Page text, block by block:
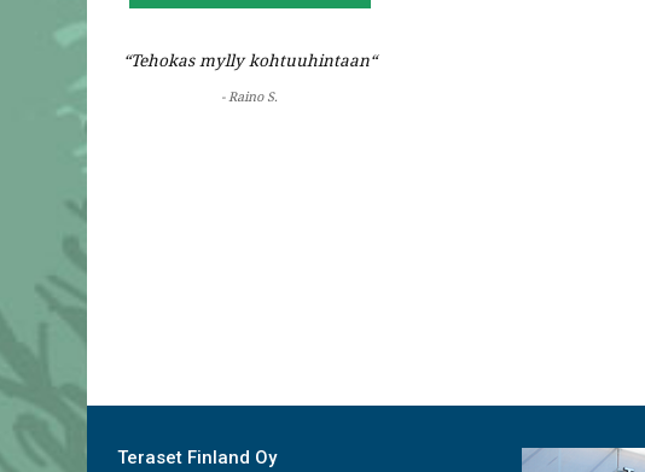
“Tehokas mylly kohtuuhintaan“
- Raino S.
Teraset Finland Oy